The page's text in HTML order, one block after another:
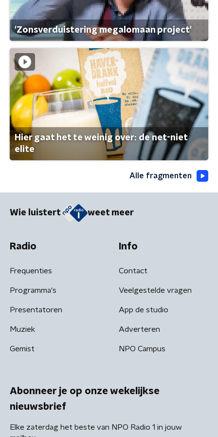
'Zonsverduistering megalomaan project'
Hier gaat het te weinig over: de net-niet
elite
Alle fragmenten
Wie luistert weet meer
Radio
Frequenties
Programma's
Presentatoren
Muziek
Gemist
Info
Contact
Veelgestelde vragen
App de studio
Adverteren
NPO Campus
Abonneer je op onze wekelijkse
nieuwsbrief
Elke zaterdag het beste van NPO Radio 1 in jouw